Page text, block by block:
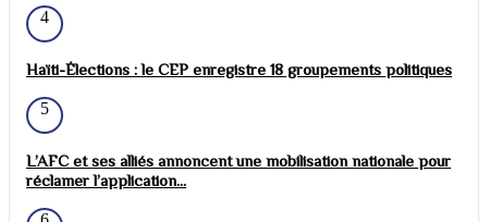
4
Haïti-Élections : le CEP enregistre 18 groupements politiques
5
L’AFC et ses alliés annoncent une mobilisation nationale pour
réclamer l’application...